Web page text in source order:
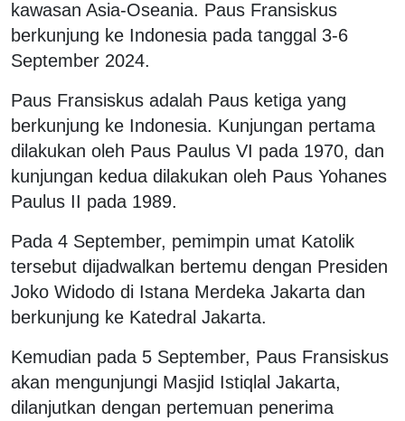
kawasan Asia-Oseania. Paus Fransiskus
berkunjung ke Indonesia pada tanggal 3-6
September 2024.
Paus Fransiskus adalah Paus ketiga yang
berkunjung ke Indonesia. Kunjungan pertama
dilakukan oleh Paus Paulus VI pada 1970, dan
kunjungan kedua dilakukan oleh Paus Yohanes
Paulus II pada 1989.
Pada 4 September, pemimpin umat Katolik
tersebut dijadwalkan bertemu dengan Presiden
Joko Widodo di Istana Merdeka Jakarta dan
berkunjung ke Katedral Jakarta.
Kemudian pada 5 September, Paus Fransiskus
akan mengunjungi Masjid Istiqlal Jakarta,
dilanjutkan dengan pertemuan penerima